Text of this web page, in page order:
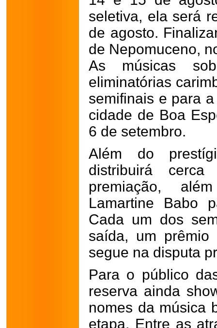
seletiva, ela será
de agosto.
de Nepomuceno,
As músicas
eliminatórias
semifinais e para
cidade de Boa
6 de setembro.
Além do
distribuirá
premiação,
Lamartine Babo
Cada um dos
saída, um
segue na disputa
Para o público
reserva ainda
nomes da música
etapa. Entre as